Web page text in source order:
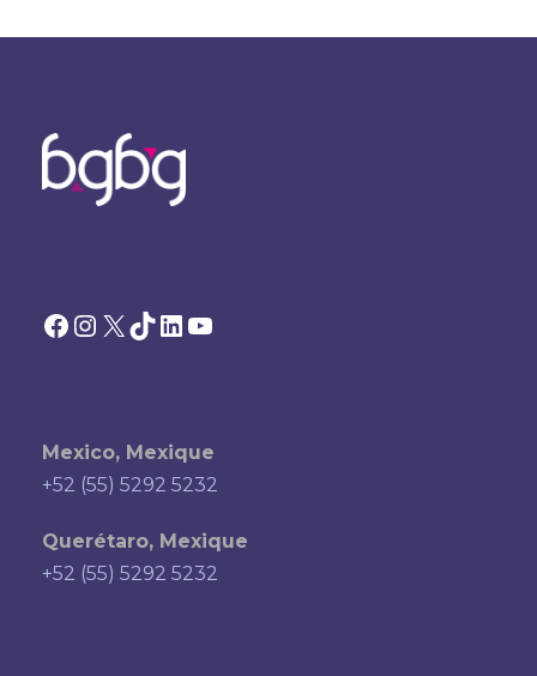
Facebook Instagram X TikTok LinkedIn YouTube
Mexico, Mexique
+52 (55) 5292 5232
Querétaro, Mexique
+52 (55) 5292 5232